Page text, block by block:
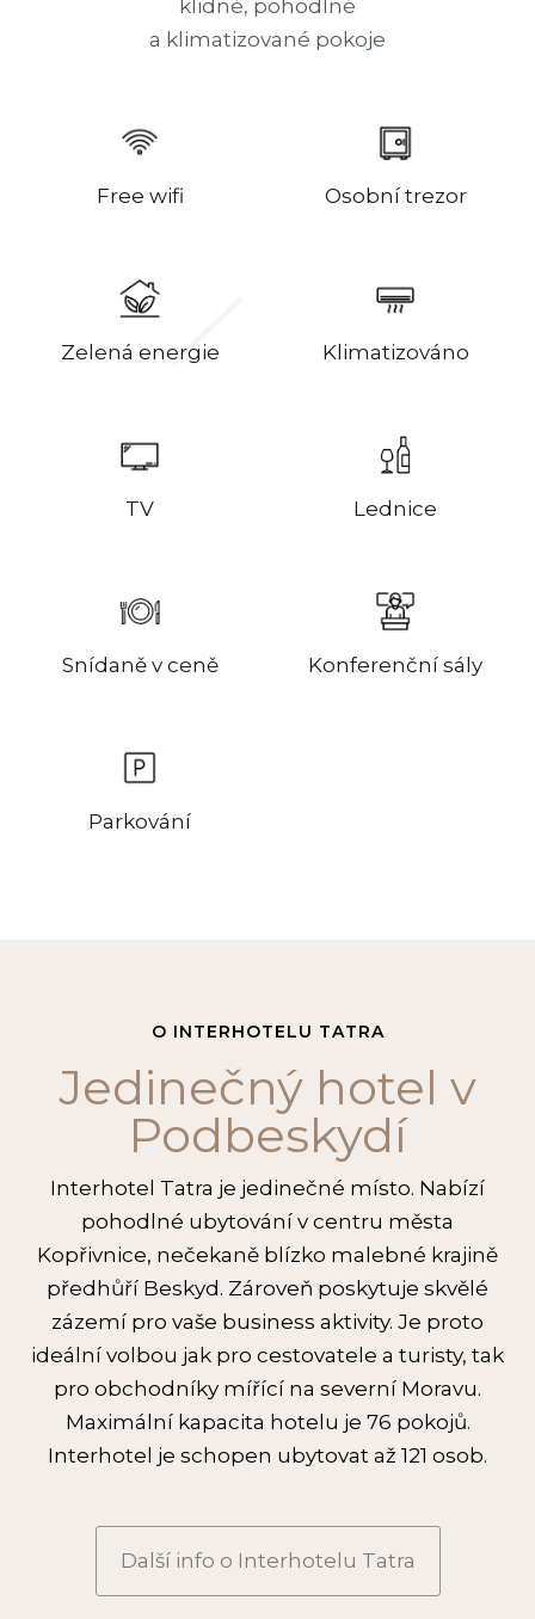
klidné, pohodlné
a klimatizované pokoje
Free wifi Osobní trezor
Zelená energie Klimatizováno
TV Lednice
Snídaně v ceně Konferenční sály
Parkování
O INTERHOTELU TATRA
Jedinečný hotel v
Podbeskydí
Interhotel Tatra je jedinečné místo. Nabízí
pohodlné ubytování v centru města
Kopřivnice, nečekaně blízko malebné krajině
předhůří Beskyd. Zároveň poskytuje skvělé
zázemí pro vaše business aktivity. Je proto
ideální volbou jak pro cestovatele a turisty, tak
pro obchodníky mířící na severní Moravu.
Maximální kapacita hotelu je 76 pokojů.
Interhotel je schopen ubytovat až 121 osob.
Další info o Interhotelu Tatra